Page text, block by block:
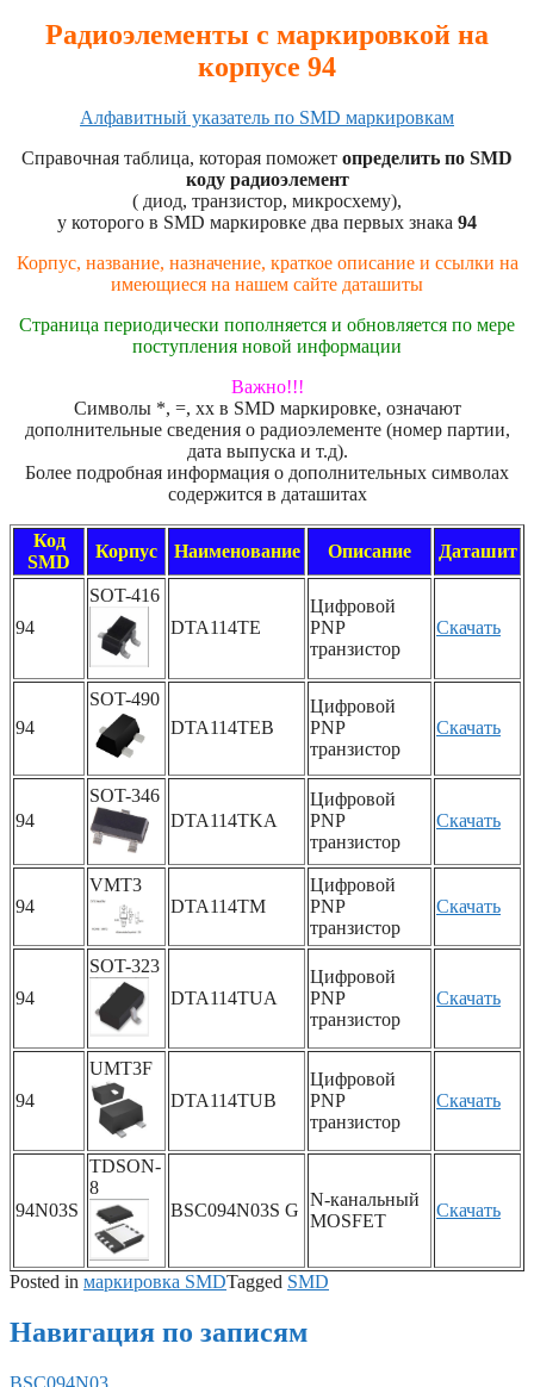
Радиоэлементы с маркировкой на
корпусе 94
Алфавитный указатель по SMD маркировкам
Справочная таблица, которая поможет определить по SMD
коду радиоэлемент
( диод, транзистор, микросхему),
у которого в SMD маркировке два первых знака 94
Корпус, название, назначение, краткое описание и ссылки на
имеющиеся на нашем сайте даташиты
Страница периодически пополняется и обновляется по мере
поступления новой информации
Важно!!!
Символы *, =, xx в SMD маркировке, означают
дополнительные сведения о радиоэлементе (номер партии,
дата выпуска и т.д).
Более подробная информация о дополнительных символах
содержится в даташитах
Код
SMD
Корпус Наименование Описание Даташит
94
SOT-416
DTA114TE
Цифровой
PNP
транзистор
Скачать
94
SOT-490
DTA114TEB
Цифровой
PNP
транзистор
Скачать
94
SOT-346
DTA114TKA
Цифровой
PNP
транзистор
Скачать
94
VMT3
DTA114TM
Цифровой
PNP
транзистор
Скачать
94
SOT-323
DTA114TUA
Цифровой
PNP
транзистор
Скачать
94
UMT3F
DTA114TUB
Цифровой
PNP
транзистор
Скачать
94N03S
TDSON-
8
BSC094N03S G
N-канальный
MOSFET
Скачать
Posted in маркировка SMDTagged SMD
Навигация по записям
BSC094N03